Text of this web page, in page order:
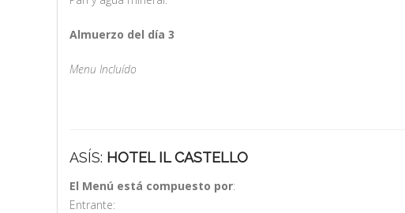
Almuerzo del día 3
Menu Incluído
ASÍS: HOTEL IL CASTELLO
El Menú está compuesto por:
Entrante: